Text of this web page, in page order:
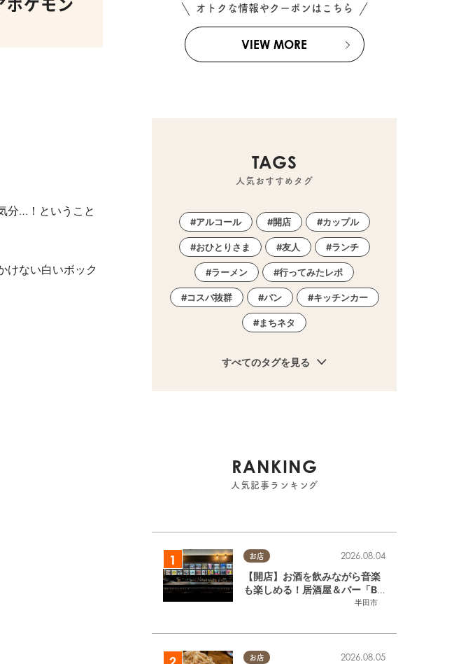
分…！ということ
けない白いボック
オトクな情報やクーポンはこちら
VIEW MORE
TAGS
人気おすすめタグ
アルコール 開店 カップル
おひとりさま 友人 ランチ
ラーメン 行ってみたレポ
コスパ抜群 パン キッチンカー
まちネタ
すべてのタグを見る
RANKING
人気記事ランキング
お店
半田市
2026.08.04
【開店】お酒を飲みながら音楽
も楽しめる！居酒屋＆バー「BL
OOMY（ブルーミー）」が7/3
お店 2026.08.05